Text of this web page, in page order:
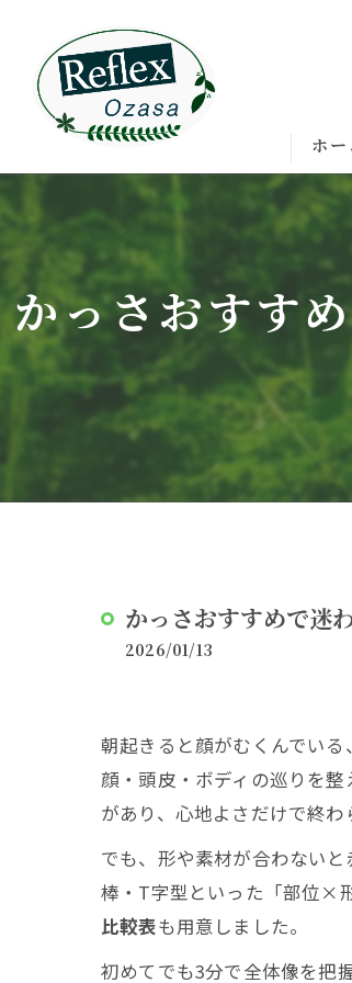
ホー
かっさおすす
かっさおすすめで迷
2026/01/13
朝起きると顔がむくんでい
顔・頭皮・ボディの巡りを
があり、心地よさだけで終わ
でも、形や素材が合わない
棒・T字型といった「部位×
比較表も用意しました。
初めてでも3分で全体像を把